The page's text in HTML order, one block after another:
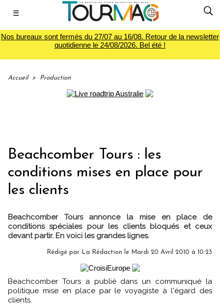
☰
Nos bureaux sont fermés du 27/07 au 16/08. Retour de la newsletter
quotidienne le 24/08/2026. Bel été !
Accueil > Production
Beachcomber Tours : les
conditions mises en place pour
les clients
Beachcomber Tours annonce la mise en place de
conditions spéciales pour les clients bloqués et ceux
devant partir. En voici les grandes lignes.
Rédigé par La Rédaction le Mardi 20 Avril 2010 à 10:23
Beachcomber Tours a publié dans un communiqué la
politique mise en place par le voyagiste à l'égard des
clients.